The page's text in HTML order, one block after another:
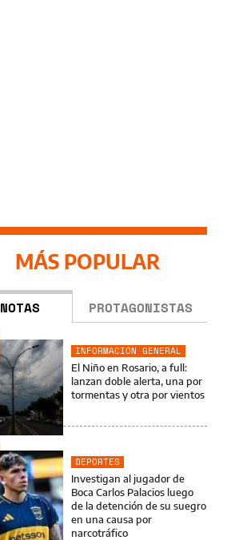
MÁS POPULAR
NOTAS PROTAGONISTAS
INFORMACIÓN GENERAL
El Niño en Rosario, a full:
lanzan doble alerta, una por
tormentas y otra por vientos
DEPORTES
Investigan al jugador de
Boca Carlos Palacios luego
de la detención de su suegro
en una causa por
narcotráfico